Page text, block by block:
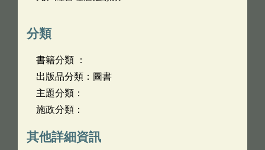
分類
書籍分類 ：
出版品分類：圖書
主題分類：
施政分類：
其他詳細資訊